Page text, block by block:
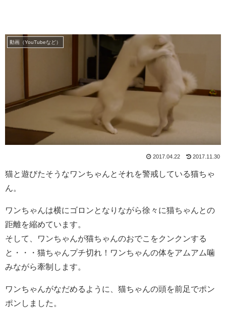
動画（YouTubeなど）
2017.04.22 2017.11.30
猫と遊びたそうなワンちゃんとそれを警戒している猫ちゃ
ん。
ワンちゃんは横にゴロンとなりながら徐々に猫ちゃんとの
距離を縮めています。
そして、ワンちゃんが猫ちゃんのおでこをクンクンする
と・・・猫ちゃんプチ切れ！ワンちゃんの体をアムアム噛
みながら牽制します。
ワンちゃんがなだめるように、猫ちゃんの頭を前足でポン
ポンしました。